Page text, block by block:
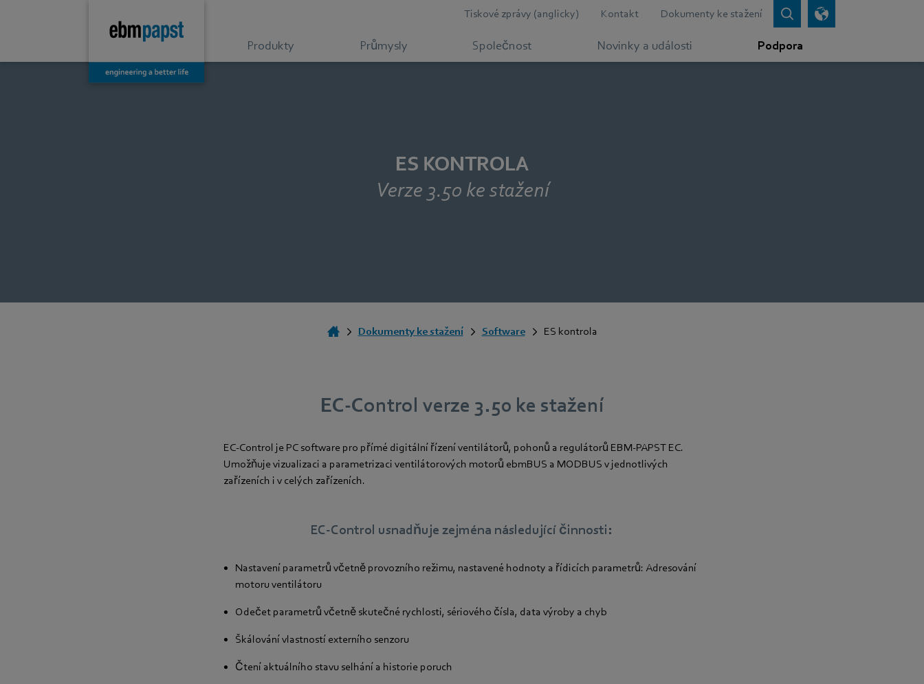
Tiskové zprávy (anglicky) Kontakt Dokumenty ke stažení
Produkty Průmysly Společnost Novinky a události Podpora
ES KONTROLA
Verze 3.50 ke stažení
Dokumenty ke stažení Software ES kontrola
EC-Control verze 3.50 ke stažení
EC-Control je PC software pro přímé digitální řízení ventilátorů, pohonů a regulátorů EBM-PAPST EC.
Umožňuje vizualizaci a parametrizaci ventilátorových motorů ebmBUS a MODBUS v jednotlivých
zařízeních i v celých zařízeních.
EC-Control usnadňuje zejména následující činnosti:
Nastavení parametrů včetně provozního režimu, nastavené hodnoty a řídicích parametrů: Adresování
motoru ventilátoru
Odečet parametrů včetně skutečné rychlosti, sériového čísla, data výroby a chyb
Škálování vlastností externího senzoru
Čtení aktuálního stavu selhání a historie poruch